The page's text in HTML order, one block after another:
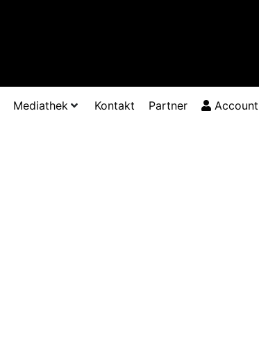
Mediathek Kontakt Partner Account